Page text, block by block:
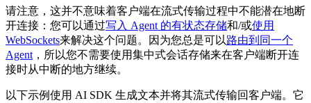
请注意，这并不意味着客户端在流式传输过程中不能潜在地断
开连接：您可以通过写入 Agent 的有状态存储和/或使用
WebSockets来解决这个问题。因为您总是可以路由到同一个
Agent ，所以您不需要使用集中式会话存储来在客户端断开连
接时从中断的地方继续。
以下示例使用 AI SDK 生成文本并将其流式传输回客户端。它